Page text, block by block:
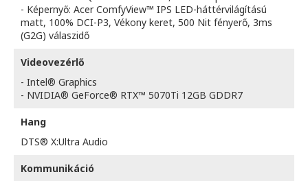
- Képernyő: Acer ComfyView™ IPS LED-háttérvilágítású
matt, 100% DCI-P3, Vékony keret, 500 Nit fényerő, 3ms
(G2G) válaszidő
Videovezérlő
- Intel® Graphics
- NVIDIA® GeForce® RTX™ 5070Ti 12GB GDDR7
Hang
DTS® X:Ultra Audio
Kommunikáció